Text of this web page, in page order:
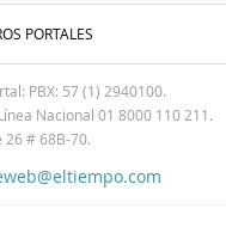
PORTALES
PBX: 57 (1) 2940100.
Nacional 01 8000 110 211.
26 # 68B-70.